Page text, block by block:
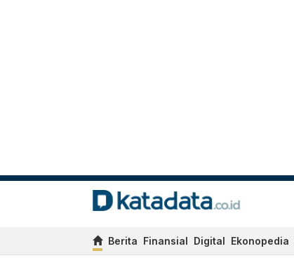
Berita Finansial Digital Ekonopedia